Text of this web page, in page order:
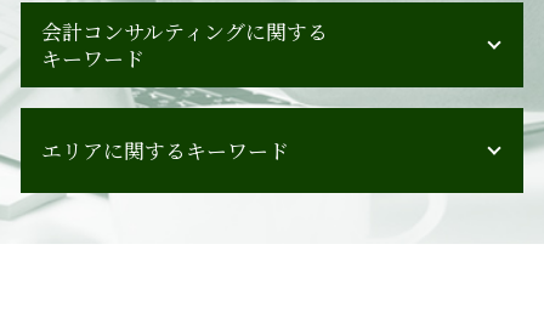
会計監査 すること
会計監査 進め方
会計監査 スケジュール
会計監査 会社法
会計監査 立会人
会計監査 会計検査 違い
会計監査 指摘事項
会計コンサルティングに関する
キーワード
管理会計 一般会計 違い
人材育成 教育
エリアに関するキーワード